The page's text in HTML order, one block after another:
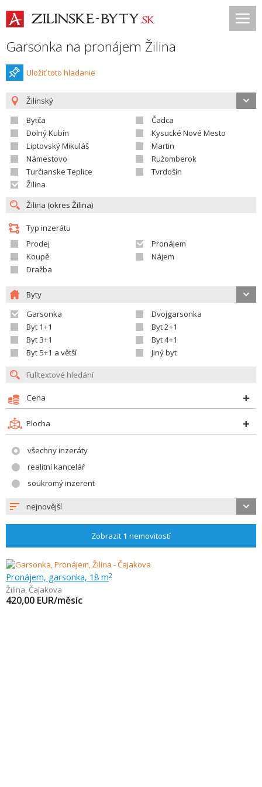
Garsonka na pronájem Žilina
Uložiť toto hladanie
Žilinský
Bytča
Čadca
Dolný Kubín
Kysucké Nové Mesto
Liptovský Mikuláš
Martin
Námestovo
Ružomberok
Turčianske Teplice
Tvrdošín
Žilina
Typ inzerátu
Prodej
Pronájem
Koupě
Nájem
Dražba
Byty
Garsonka
Dvojgarsonka
Byt 1+1
Byt 2+1
Byt 3+1
Byt 4+1
Byt 5+1 a větší
Jiný byt
Cena
Plocha
všechny inzeráty
realitní kancelář
soukromý inzerent
nejnovější
Zobrazit 1 nemovitostí
Pronájem, garsonka, 18 m2
Žilina, Čajakova
420,00 EUR/měsíc